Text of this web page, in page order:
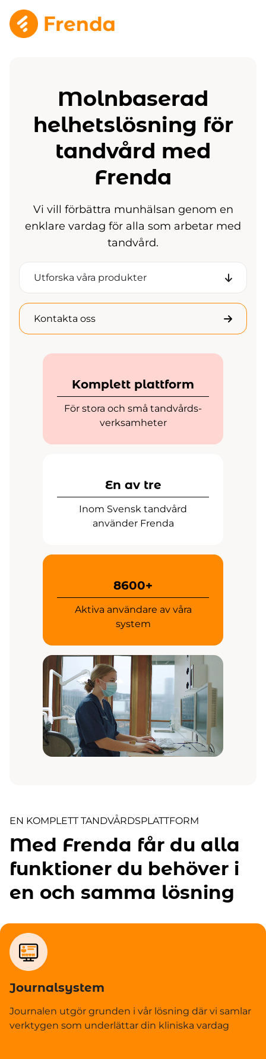
Molnbaserad
helhetslösning för
tandvård med
Frenda
Vi vill förbättra munhälsan genom en
enklare vardag för alla som arbetar med
tandvård.
Utforska våra produkter
Kontakta oss
Komplett plattform
För stora och små tandvårds-
verksamheter
En av tre
Inom Svensk tandvård
använder Frenda
8600+
Aktiva användare av våra
system
EN KOMPLETT TANDVÅRDSPLATTFORM
Med Frenda får du alla
funktioner du behöver i
en och samma lösning
Journalsystem
Journalen utgör grunden i vår lösning där vi samlar
verktygen som underlättar din kliniska vardag